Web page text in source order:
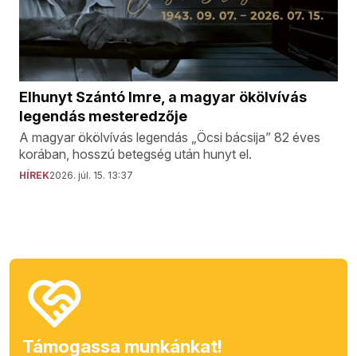
Elhunyt Szántó Imre, a magyar ökölvívás
legendás mesteredzője
A magyar ökölvívás legendás „Öcsi bácsija” 82 éves
korában, hosszú betegség után hunyt el.
HÍREK2026. júl. 15. 13:37
Támogassa munkánkat!